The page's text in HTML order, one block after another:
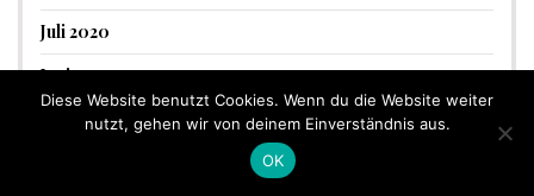
Juli 2020
Juni 2020
Mai 2020
Diese Website benutzt Cookies. Wenn du die Website weiter
nutzt, gehen wir von deinem Einverständnis aus.
OK